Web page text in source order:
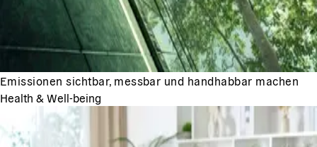
Emissionen sichtbar, messbar und handhabbar machen
Health & Well-being